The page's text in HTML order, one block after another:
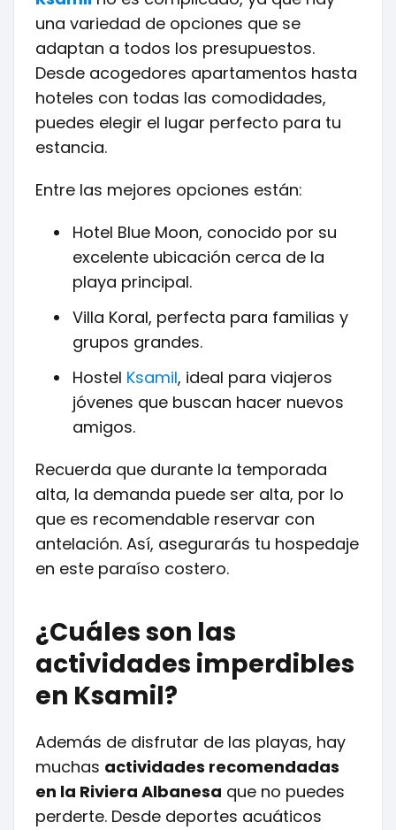
una variedad de opciones que se
adaptan a todos los presupuestos.
Desde acogedores apartamentos hasta
hoteles con todas las comodidades,
puedes elegir el lugar perfecto para tu
estancia.
Entre las mejores opciones están:
Hotel Blue Moon, conocido por su
excelente ubicación cerca de la
playa principal.
Villa Koral, perfecta para familias y
grupos grandes.
Hostel Ksamil, ideal para viajeros
jóvenes que buscan hacer nuevos
amigos.
Recuerda que durante la temporada
alta, la demanda puede ser alta, por lo
que es recomendable reservar con
antelación. Así, asegurarás tu hospedaje
en este paraíso costero.
¿Cuáles son las
actividades imperdibles
en Ksamil?
Además de disfrutar de las playas, hay
muchas actividades recomendadas
en la Riviera Albanesa que no puedes
perderte. Desde deportes acuáticos